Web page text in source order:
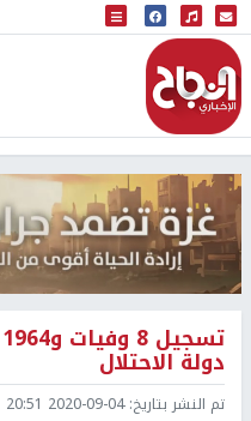
البث المباشر
إذاعة النجاح
دولة الاحتلال
تم النشر بتاريخ:2020-09-04 20:51